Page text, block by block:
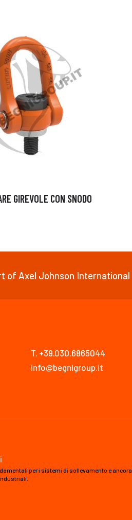
GIREVOLE CON SNODO
of Axel Johnson International
T. +39.030.6865044
info@begnigroup.it
per i sistemi di sollevamento e